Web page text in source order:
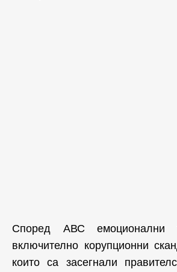
Според АВС емоционални
включително корупционни
които са засегнали